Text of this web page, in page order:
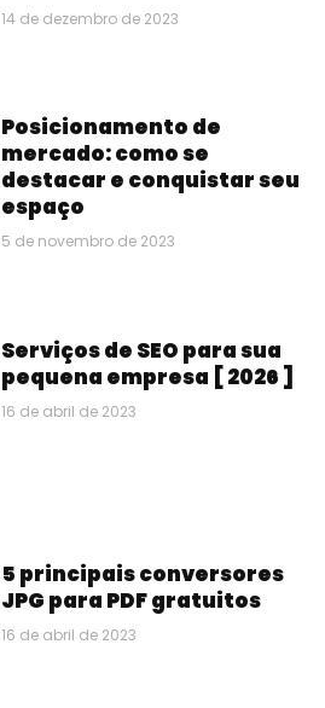
14 de dezembro de 2023
Posicionamento de
mercado: como se
destacar e conquistar seu
espaço
5 de novembro de 2023
Serviços de SEO para sua
pequena empresa [ 2026 ]
16 de abril de 2023
5 principais conversores
JPG para PDF gratuitos
16 de abril de 2023